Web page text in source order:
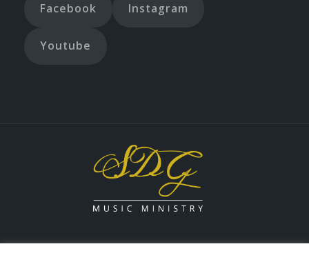
Facebook Instagram
Youtube